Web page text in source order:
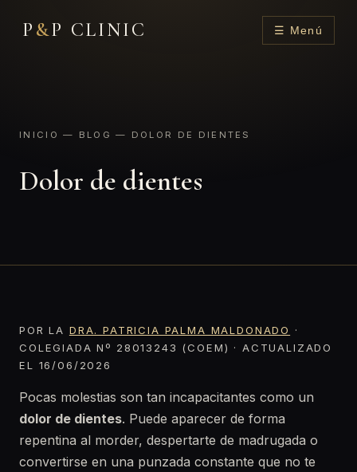
P &P CLINIC ☰ Menú
INICIO — BLOG — DOLOR DE DIENTES
Dolor de dientes
POR LA DRA. PATRICIA PALMA MALDONADO
·
COLEGIADA Nº 28013243 (COEM) · ACTUALIZADO
EL 16/06/2026
Pocas molestias son tan incapacitantes como un
dolor de dientes. Puede aparecer de forma
repentina al morder, despertarte de madrugada o
convertirse en una punzada constante que no te